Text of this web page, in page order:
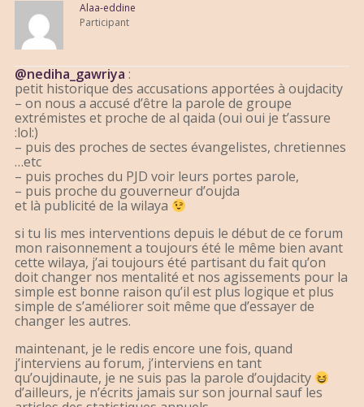
Alaa-eddine
Participant
@nediha_gawriya :
petit historique des accusations apportées à oujdacity
– on nous a accusé d’être la parole de groupe
extrémistes et proche de al qaida (oui oui je t’assure
:lol:)
– puis des proches de sectes évangelistes, chretiennes
…etc
– puis proches du PJD voir leurs portes parole,
– puis proche du gouverneur d’oujda
et là publicité de la wilaya
si tu lis mes interventions depuis le début de ce forum
mon raisonnement a toujours été le même bien avant
cette wilaya, j’ai toujours été partisant du fait qu’on
doit changer nos mentalité et nos agissements pour la
simple est bonne raison qu’il est plus logique et plus
simple de s’améliorer soit même que d’essayer de
changer les autres.
maintenant, je le redis encore une fois, quand
j’interviens au forum, j’interviens en tant
qu’oujdinaute, je ne suis pas la parole d’oujdacity
d’ailleurs, je n’écrits jamais sur son journal sauf les